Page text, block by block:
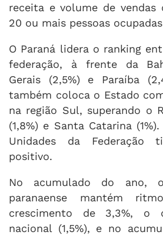
receita e volume de vendas
20 ou mais pessoas
O Paraná lidera o ranking
federação, à frente da
Gerais (2,5%) e Paraíba
também coloca o Estado
na região Sul, superando o
(1,8%) e Santa Catarina
Unidades da Federação
positivo.
No acumulado do ano,
paranaense mantém
crescimento de 3,3%, o
nacional (1,5%), e no